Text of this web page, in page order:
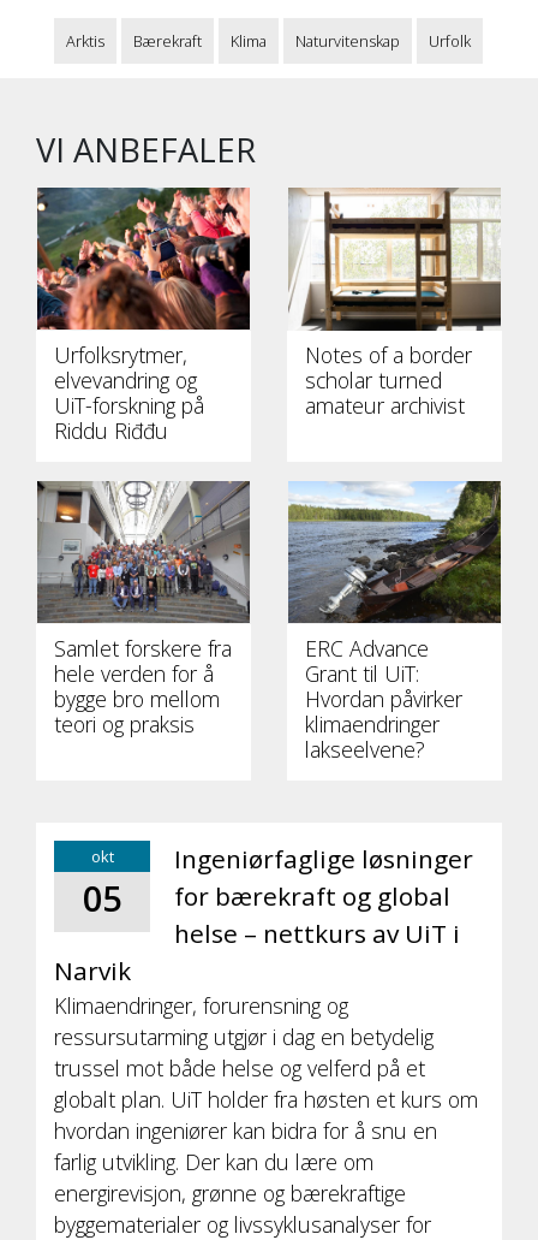
Arktis Bærekraft Klima Naturvitenskap Urfolk
VI ANBEFALER
Urfolksrytmer,
elvevandring og
UiT-forskning på
Riddu Riđđu
Notes of a border
scholar turned
amateur archivist
Samlet forskere fra
hele verden for å
bygge bro mellom
teori og praksis
ERC Advance
Grant til UiT:
Hvordan påvirker
klimaendringer
lakseelvene?
okt
05
Ingeniørfaglige løsninger
for bærekraft og global
helse – nettkurs av UiT i
Narvik
Klimaendringer, forurensning og
ressursutarming utgjør i dag en betydelig
trussel mot både helse og velferd på et
globalt plan. UiT holder fra høsten et kurs om
hvordan ingeniører kan bidra for å snu en
farlig utvikling. Der kan du lære om
energirevisjon, grønne og bærekraftige
byggematerialer og livssyklusanalyser for